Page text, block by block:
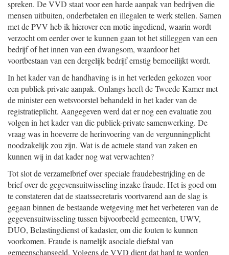
spreken. De VVD staat voor een harde aanpak van bedrijven die
mensen uitbuiten, onderbetalen en illegalen te werk stellen. Samen
met de PVV heb ik hierover een motie ingediend, waarin wordt
verzocht om eerder over te kunnen gaan tot het stilleggen van een
bedrijf of het innen van een dwangsom, waardoor het
voortbestaan van een dergelijk bedrijf ernstig bemoeilijkt wordt.
In het kader van de handhaving is in het verleden gekozen voor
een publiek-private aanpak. Onlangs heeft de Tweede Kamer met
de minister een wetsvoorstel behandeld in het kader van de
registratieplicht. Aangegeven werd dat er nog een evaluatie zou
volgen in het kader van die publiek-private samenwerking. De
vraag was in hoeverre de herinvoering van de vergunningplicht
noodzakelijk zou zijn. Wat is de actuele stand van zaken en
kunnen wij in dat kader nog wat verwachten?
Tot slot de verzamelbrief over speciale fraudebestrijding en de
brief over de gegevensuitwisseling inzake fraude. Het is goed om
te constateren dat de staatssecretaris voortvarend aan de slag is
gegaan binnen de bestaande wetgeving met het verbeteren van de
gegevensuitwisseling tussen bijvoorbeeld gemeenten, UWV,
DUO, Belastingdienst of kadaster, om die fouten te kunnen
voorkomen. Fraude is namelijk asociale diefstal van
gemeenschapsgeld. Volgens de VVD dient dat hard te worden